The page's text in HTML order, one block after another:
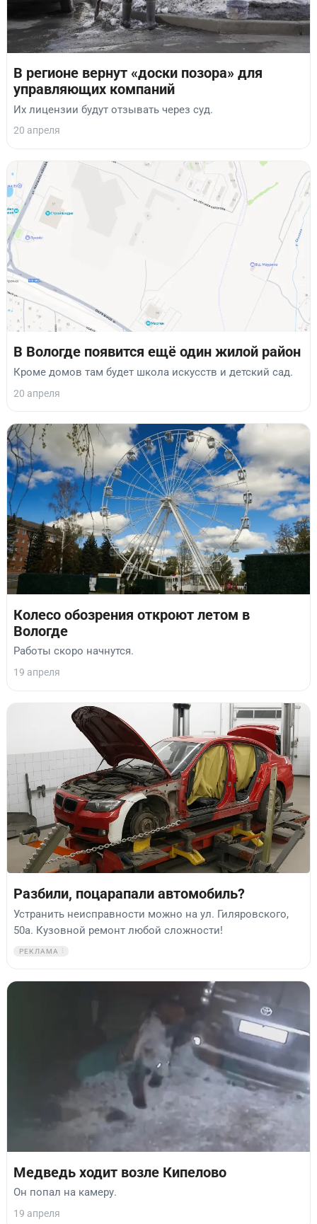
В регионе вернут «доски позора» для
управляющих компаний
Их лицензии будут отзывать через суд.
20 апреля
В Вологде появится ещё один жилой район
Кроме домов там будет школа искусств и детский сад.
20 апреля
Колесо обозрения откроют летом в
Вологде
Работы скоро начнутся.
19 апреля
Разбили, поцарапали автомобиль?
Устранить неисправности можно на ул. Гиляровского,
50а. Кузовной ремонт любой сложности!
РЕКЛАМА
Медведь ходит возле Кипелово
Он попал на камеру.
19 апреля